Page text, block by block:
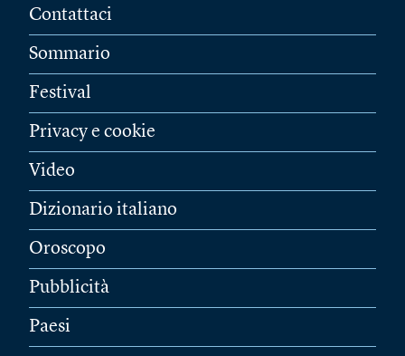
Contattaci
Sommario
Festival
Privacy e cookie
Video
Dizionario italiano
Oroscopo
Pubblicità
Paesi